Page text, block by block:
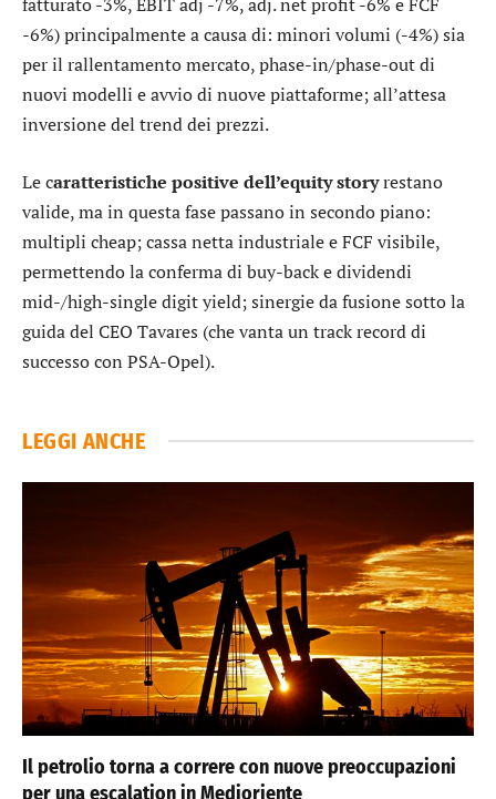
-6%) principalmente a causa di: minori volumi (-4%) sia
per il rallentamento mercato, phase-in/phase-out di
nuovi modelli e avvio di nuove piattaforme; all’attesa
inversione del trend dei prezzi.
Le caratteristiche positive dell’equity storyrestano
valide, ma in questa fase passano in secondo piano:
multipli cheap; cassa netta industriale e FCF visibile,
permettendo la conferma di buy-back e dividendi
mid-/high-single digit yield; sinergie da fusione sotto la
guida del CEO Tavares (che vanta un track record di
successo con PSA-Opel).
LEGGI ANCHE
Il petrolio torna a correre con nuove preoccupazioni
per una escalation in Medioriente